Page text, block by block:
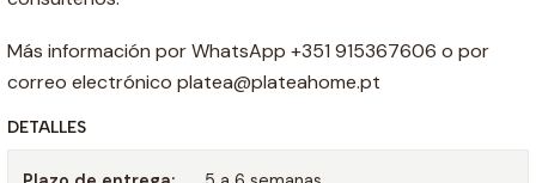
Más información por WhatsApp +351 915367606 o por
correo electrónico platea@plateahome.pt
DETALLES